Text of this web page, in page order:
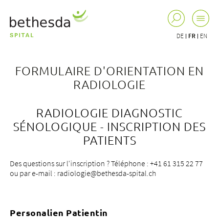
DE FR EN
FORMULAIRE D'ORIENTATION EN
RADIOLOGIE
RADIOLOGIE DIAGNOSTIC
SÉNOLOGIQUE - INSCRIPTION DES
PATIENTS
Des questions sur l'inscription ? Téléphone : +41 61 315 22 77
ou par e-mail : radiologie@bethesda-spital.ch
Personalien Patientin